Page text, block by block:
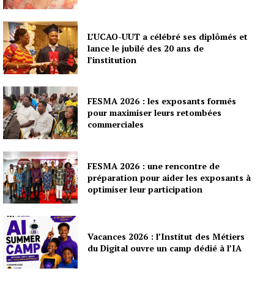
L’UCAO-UUT a célébré ses diplômés et
lance le jubilé des 20 ans de
l’institution
FESMA 2026 : les exposants formés
pour maximiser leurs retombées
commerciales
FESMA 2026 : une rencontre de
préparation pour aider les exposants à
optimiser leur participation
Vacances 2026 : l’Institut des Métiers
du Digital ouvre un camp dédié à l’IA